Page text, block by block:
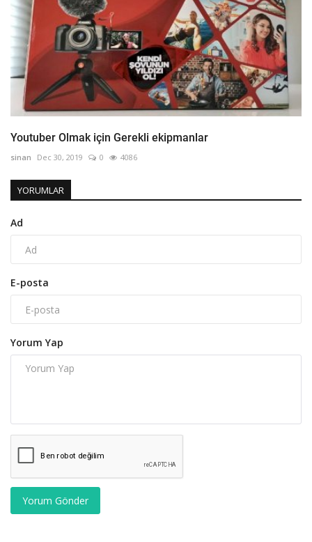
Youtuber Olmak için Gerekli ekipmanlar
sinan Dec 30, 2019 0 4086
YORUMLAR
Ad
E-posta
Yorum Yap
Yorum Gönder